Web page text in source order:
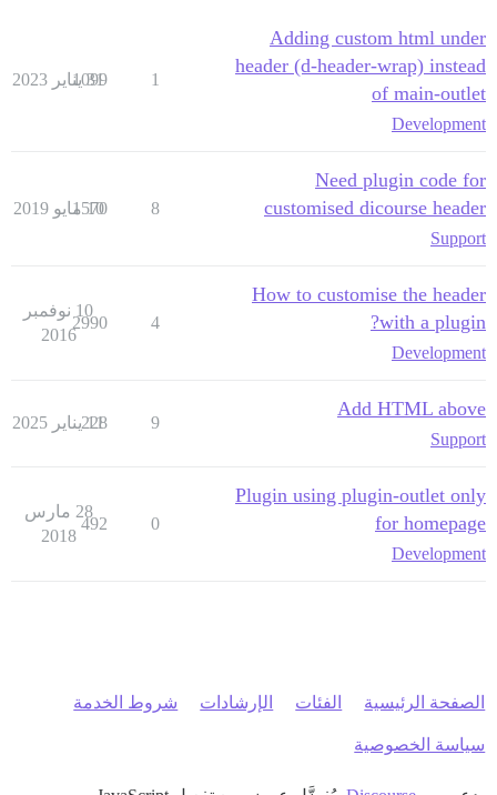
Adding custom html under
header (d-header-wrap) instead
of main-outlet
Development
1
1099
31 يناير 2023
Need plugin code for
customised dicourse header
Support
8
1570
10 مايو 2019
How to customise the header
with a plugin?
Development
4
2990
10 نوفمبر
2016
Add HTML above
Support
9
228
11 يناير 2025
Plugin using plugin-outlet only
for homepage
Development
0
492
28 مارس
2018
الصفحة الرئيسية الفئات الإرشادات شروط الخدمة
سياسة الخصوصية